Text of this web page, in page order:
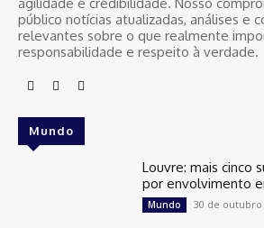
público notícias atualizadas, análises e
relevantes sobre o que realmente
responsabilidade e respeito à verdade.
Mundo
Louvre: mais cinco
por envolvimento
Mundo 30 de outubro